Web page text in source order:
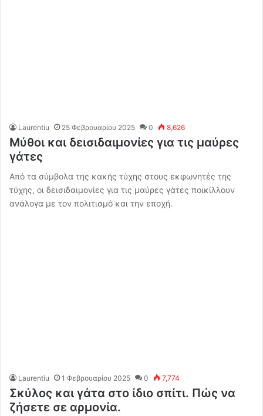
Laurentiu 25 Φεβρουαρίου 2025 0 8,626
Μύθοι και δεισιδαιμονίες για τις μαύρες
γάτες
Από τα σύμβολα της κακής τύχης στους εκφωνητές της
τύχης, οι δεισιδαιμονίες για τις μαύρες γάτες ποικίλλουν
ανάλογα με τον πολιτισμό και την εποχή.
Laurentiu 1 Φεβρουαρίου 2025 0 7,774
Σκύλος και γάτα στο ίδιο σπίτι. Πώς να
ζήσετε σε αρμονία.